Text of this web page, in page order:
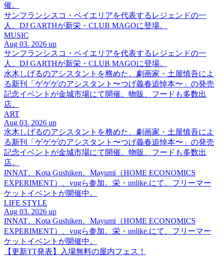
催。
サンフランシスコ・ベイエリアを代表するレジェンドの一
人、DJ GARTHが新栄・CLUB MAGOに登場。
MUSIC
Aug 03. 2026 up
サンフランシスコ・ベイエリアを代表するレジェンドの一
人、DJ GARTHが新栄・CLUB MAGOに登場。
水木しげるのアシスタントを務めた、劇画家・土屋慎吾によ
る新刊「ゲゲゲのアシスタント〜つげ義春追悼本〜」の発売
記念イベントが金城市場にて開催。物販、フードも多数出
店。
ART
Aug 03. 2026 up
水木しげるのアシスタントを務めた、劇画家・土屋慎吾によ
る新刊「ゲゲゲのアシスタント〜つげ義春追悼本〜」の発売
記念イベントが金城市場にて開催。物販、フードも多数出
店。
INNAT、Kota Gushiken、Mayumi（HOME ECONOMICS
EXPERIMENT）、vugら参加。栄・unlike.にて、フリーマー
ケットイベントが開催中。
LIFE STYLE
Aug 03. 2026 up
INNAT、Kota Gushiken、Mayumi（HOME ECONOMICS
EXPERIMENT）、vugら参加。栄・unlike.にて、フリーマー
ケットイベントが開催中。
【更新TT発表】入場無料の屋内フェス！